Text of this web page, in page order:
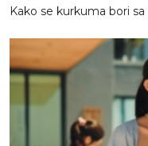
Kako se kurkuma bori